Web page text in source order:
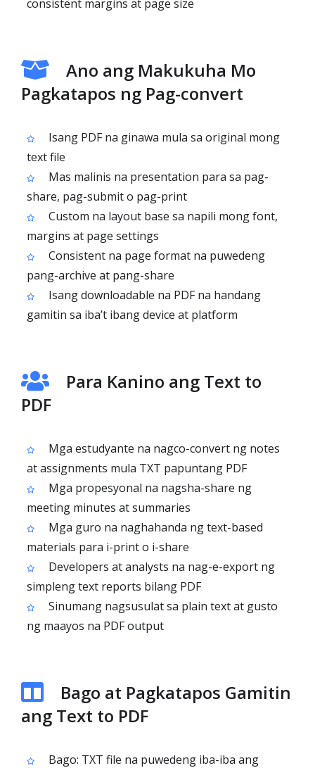
consistent margins at page size
Ano ang Makukuha Mo
Pagkatapos ng Pag-convert
Isang PDF na ginawa mula sa original mong
text file
Mas malinis na presentation para sa pag-
share, pag-submit o pag-print
Custom na layout base sa napili mong font,
margins at page settings
Consistent na page format na puwedeng
pang-archive at pang-share
Isang downloadable na PDF na handang
gamitin sa iba’t ibang device at platform
Para Kanino ang Text to
PDF
Mga estudyante na nagco-convert ng notes
at assignments mula TXT papuntang PDF
Mga propesyonal na nagsha-share ng
meeting minutes at summaries
Mga guro na naghahanda ng text-based
materials para i-print o i-share
Developers at analysts na nag-e-export ng
simpleng text reports bilang PDF
Sinumang nagsusulat sa plain text at gusto
ng maayos na PDF output
Bago at Pagkatapos Gamitin
ang Text to PDF
Bago: TXT file na puwedeng iba-iba ang